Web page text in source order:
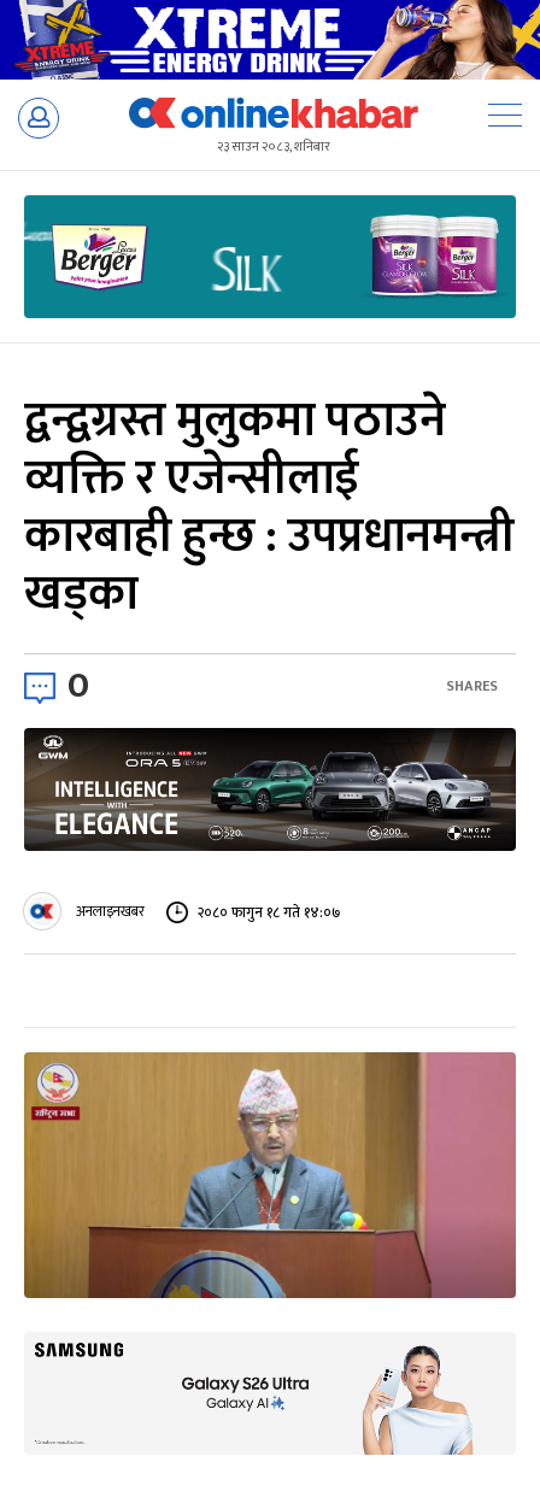
Skip
२३ साउन २०८३, शनिबार
द्वन्द्वग्रस्त मुलुकमा पठाउने
व्यक्ति र एजेन्सीलाई
कारबाही हुन्छ : उपप्रधानमन्त्री
खड्का
0 SHARES
अनलाइनखबर २०८० फागुन १८ गते १४:०७